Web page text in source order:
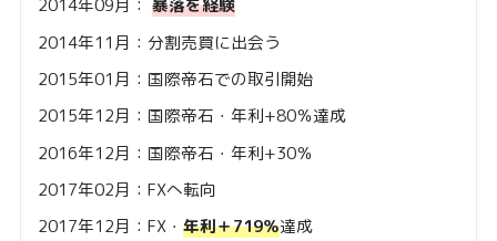
2014年09月： 暴落を経験
2014年11月：分割売買に出会う
2015年01月：国際帝石での取引開始
2015年12月：国際帝石・年利+80％達成
2016年12月：国際帝石・年利+30％
2017年02月：FXへ転向
2017年12月：FX・ 年利＋719％達成